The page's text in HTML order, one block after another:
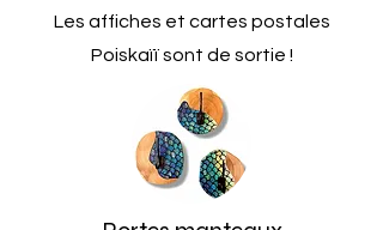
Les affiches et cartes postales
Poiskaïï sont de sortie !